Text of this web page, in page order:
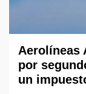
Aerolíneas
por
un